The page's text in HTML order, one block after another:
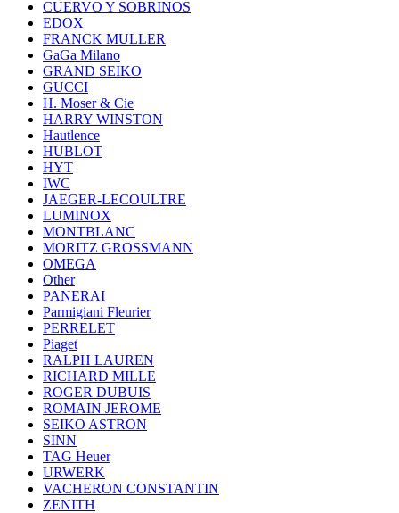
CUERVO Y SOBRINOS
EDOX
FRANCK MULLER
GaGa Milano
GRAND SEIKO
GUCCI
H. Moser & Cie
HARRY WINSTON
Hautlence
HUBLOT
HYT
IWC
JAEGER-LECOULTRE
LUMINOX
MONTBLANC
MORITZ GROSSMANN
OMEGA
Other
PANERAI
Parmigiani Fleurier
PERRELET
Piaget
RALPH LAUREN
RICHARD MILLE
ROGER DUBUIS
ROMAIN JEROME
SEIKO ASTRON
SINN
TAG Heuer
URWERK
VACHERON CONSTANTIN
ZENITH